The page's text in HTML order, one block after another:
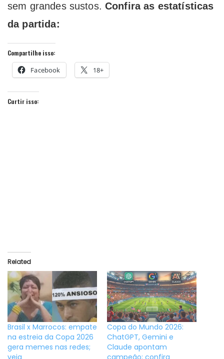
sem grandes sustos. Confira as estatísticas
da partida:
Compartilhe isso:
Facebook 18+
Curtir isso:
Related
Brasil x Marrocos: empate
na estreia da Copa 2026
gera memes nas redes;
Copa do Mundo 2026:
ChatGPT, Gemini e
Claude apontam